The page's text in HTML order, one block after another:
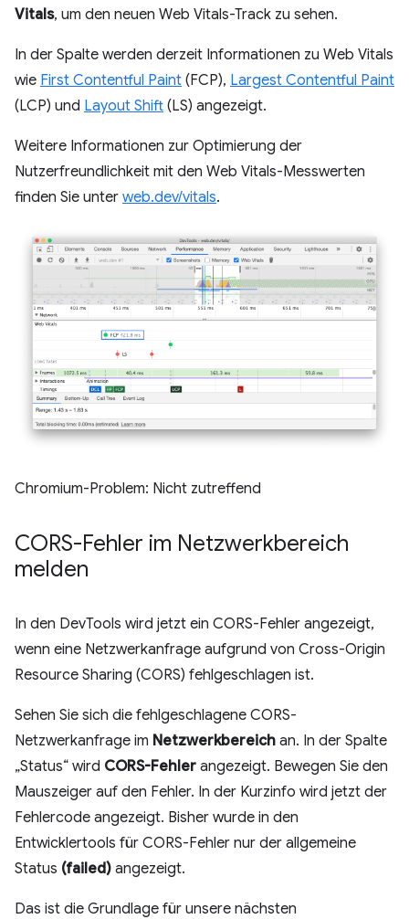
Vitals, um den neuen Web Vitals-Track zu sehen.
In der Spalte werden derzeit Informationen zu Web Vitals
wie First Contentful Paint (FCP), Largest Contentful Paint
(LCP) und Layout Shift (LS) angezeigt.
Weitere Informationen zur Optimierung der
Nutzerfreundlichkeit mit den Web Vitals-Messwerten
finden Sie unter web.dev/vitals.
Chromium-Problem: Nicht zutreffend
CORS-Fehler im Netzwerkbereich
melden
In den DevTools wird jetzt ein CORS-Fehler angezeigt,
wenn eine Netzwerkanfrage aufgrund von Cross-Origin
Resource Sharing (CORS) fehlgeschlagen ist.
Sehen Sie sich die fehlgeschlagene CORS-
Netzwerkanfrage im Netzwerkbereich an. In der Spalte
„Status“ wird CORS-Fehler angezeigt. Bewegen Sie den
Mauszeiger auf den Fehler. In der Kurzinfo wird jetzt der
Fehlercode angezeigt. Bisher wurde in den
Entwicklertools für CORS-Fehler nur der allgemeine
Status (failed) angezeigt.
Das ist die Grundlage für unsere nächsten